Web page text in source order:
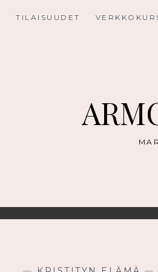
TILAISUUDET